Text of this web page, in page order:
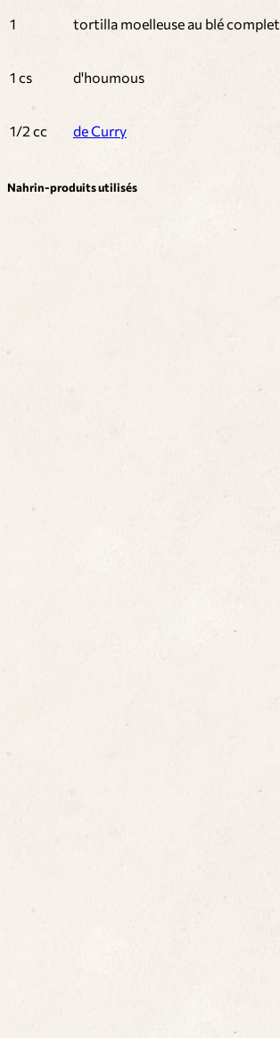
1 tortilla moelleuse au blé complet
1 cs d'houmous
1/2 cc de Curry
Nahrin-produits utilisés